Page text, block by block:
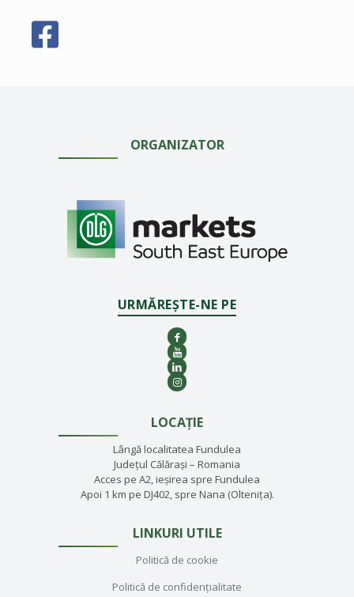
ORGANIZATOR
URMĂREȘTE-NE PE
LOCAȚIE
Lângă localitatea Fundulea
Județul Călărași – Romania
Acces pe A2, ieșirea spre Fundulea
Apoi 1 km pe DJ402, spre Nana (Oltenița).
LINKURI UTILE
Politică de cookie
Politică de confidențialitate